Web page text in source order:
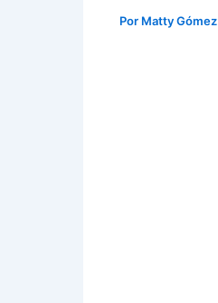
Por Matty Gómez